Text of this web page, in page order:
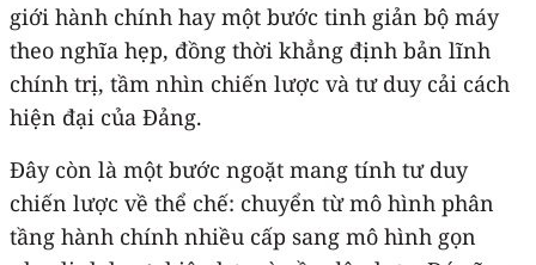
giới hành chính hay một bước tinh giản bộ máy
theo nghĩa hẹp, đồng thời khẳng định bản lĩnh
chính trị, tầm nhìn chiến lược và tư duy cải cách
hiện đại của Đảng.
Đây còn là một bước ngoặt mang tính tư duy
chiến lược về thể chế: chuyển từ mô hình phân
tầng hành chính nhiều cấp sang mô hình gọn